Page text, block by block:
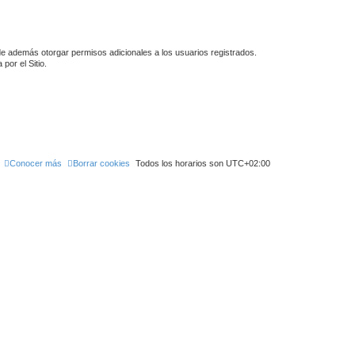
otorgar permisos adicionales a los usuarios registrados.
el Sitio.
Todos los horarios son UTC+02:00
Borrar cookies
Conocer más